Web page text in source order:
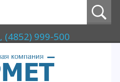
(4852) 999-500